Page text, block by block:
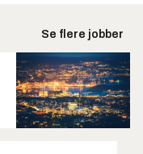
Se flere jobber